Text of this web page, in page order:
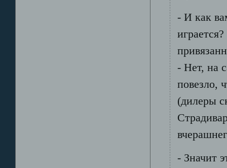
- И как
- Нет, на
повезло,
(дилеры
- Значит